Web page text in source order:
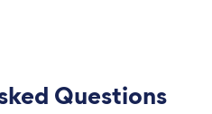
Questions